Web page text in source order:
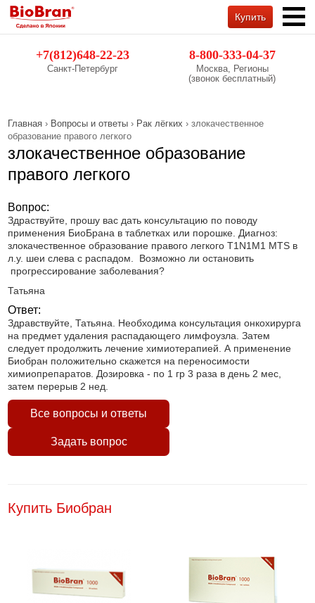
+7(812)648-22-23
Санкт-Петербург
8-800-333-04-37
Москва, Регионы
(звонок бесплатный)
Купить
Главная › Вопросы и ответы › Рак лёгких › злокачественное
образование правого легкого
злокачественное образование
правого легкого
Вопрос:
Здраствуйте, прошу вас дать консультацию по поводу
применения БиоБрана в таблетках или порошке. Диагноз:
злокачественное образование правого легкого T1N1M1 MTS в
л.у. шеи слева с распадом. Возможно ли остановить
прогрессирование заболевания?
Татьяна
Ответ:
Здравствуйте, Татьяна. Необходима консультация онкохирурга
на предмет удаления распадающего лимфоузла. Затем
следует продолжить лечение химиотерапией. А применение
Биобран положительно скажется на переносимости
химиопрепаратов. Дозировка - по 1 гр 3 раза в день 2 мес,
затем перерыв 2 нед.
Все вопросы и ответы
Задать вопрос
Купить Биобран